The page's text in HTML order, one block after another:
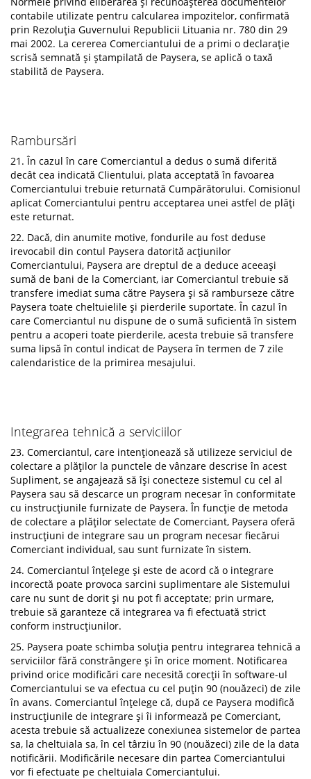
contabile utilizate pentru calcularea impozitelor, confirmată
prin Rezoluția Guvernului Republicii Lituania nr. 780 din 29
mai 2002. La cererea Comerciantului de a primi o declarație
scrisă semnată și ștampilată de Paysera, se aplică o taxă
stabilită de Paysera.
Rambursări
21. În cazul în care Comerciantul a dedus o sumă diferită
decât cea indicată Clientului, plata acceptată în favoarea
Comerciantului trebuie returnată Cumpărătorului. Comisionul
aplicat Comerciantului pentru acceptarea unei astfel de plăți
este returnat.
22. Dacă, din anumite motive, fondurile au fost deduse
irevocabil din contul Paysera datorită acțiunilor
Comerciantului, Paysera are dreptul de a deduce aceeași
sumă de bani de la Comerciant, iar Comerciantul trebuie să
transfere imediat suma către Paysera și să ramburseze către
Paysera toate cheltuielile și pierderile suportate. În cazul în
care Comerciantul nu dispune de o sumă suficientă în sistem
pentru a acoperi toate pierderile, acesta trebuie să transfere
suma lipsă în contul indicat de Paysera în termen de 7 zile
calendaristice de la primirea mesajului.
Integrarea tehnică a serviciilor
23. Comerciantul, care intenționează să utilizeze serviciul de
colectare a plăților la punctele de vânzare descrise în acest
Supliment, se angajează să își conecteze sistemul cu cel al
Paysera sau să descarce un program necesar în conformitate
cu instrucțiunile furnizate de Paysera. În funcție de metoda
de colectare a plăților selectate de Comerciant, Paysera oferă
instrucțiuni de integrare sau un program necesar fiecărui
Comerciant individual, sau sunt furnizate în sistem.
24. Comerciantul înțelege și este de acord că o integrare
incorectă poate provoca sarcini suplimentare ale Sistemului
care nu sunt de dorit și nu pot fi acceptate; prin urmare,
trebuie să garanteze că integrarea va fi efectuată strict
conform instrucțiunilor.
25. Paysera poate schimba soluția pentru integrarea tehnică a
serviciilor fără constrângere și în orice moment. Notificarea
privind orice modificări care necesită corecții în software-ul
Comerciantului se va efectua cu cel puțin 90 (nouăzeci) de zile
în avans. Comerciantul înțelege că, după ce Paysera modifică
instrucțiunile de integrare și îi informează pe Comerciant,
acesta trebuie să actualizeze conexiunea sistemelor de partea
sa, la cheltuiala sa, în cel târziu în 90 (nouăzeci) zile de la data
notificării. Modificările necesare din partea Comerciantului
vor fi efectuate pe cheltuiala Comerciantului.